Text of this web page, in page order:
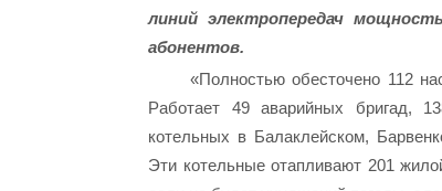
линий электропередач
абонентов.
«Полностью обесточено 112
Работает 49 аварийных бригад,
котельных в Балаклейском,
Эти котельные отапливают 201